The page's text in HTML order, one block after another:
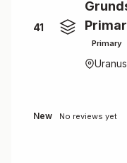
41
Primary
New No reviews yet